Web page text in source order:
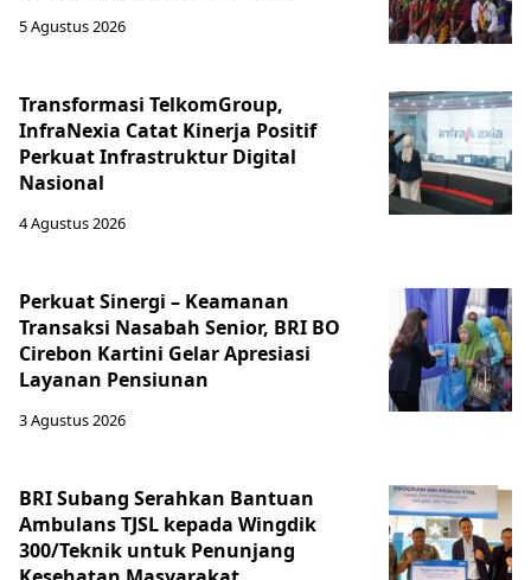
5 Agustus 2026
Transformasi TelkomGroup,
InfraNexia Catat Kinerja Positif
Perkuat Infrastruktur Digital
Nasional
4 Agustus 2026
Perkuat Sinergi – Keamanan
Transaksi Nasabah Senior, BRI BO
Cirebon Kartini Gelar Apresiasi
Layanan Pensiunan
3 Agustus 2026
BRI Subang Serahkan Bantuan
Ambulans TJSL kepada Wingdik
300/Teknik untuk Penunjang